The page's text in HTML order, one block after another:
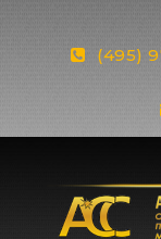
(495)